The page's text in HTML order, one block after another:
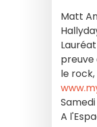
Matt
preuve
le
Samedi
A